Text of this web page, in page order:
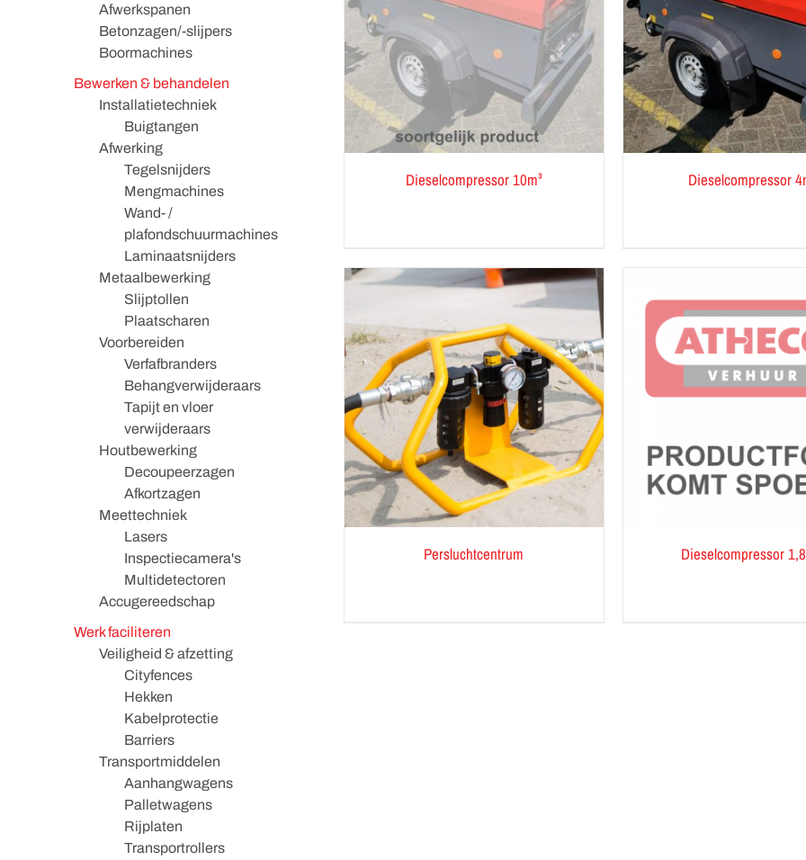
Dieselcompressor 10m³ Dieselcompressor
Persluchtcentrum Dieselcompressor
Afwerkspanen
Betonzagen/-slijpers
Boormachines
Bewerken & behandelen
Installatietechniek
Buigtangen
Afwerking
Tegelsnijders
Mengmachines
Wand- /
plafondschuurmachines
Laminaatsnijders
Metaalbewerking
Slijptollen
Plaatscharen
Voorbereiden
Verfafbranders
Behangverwijderaars
Tapijt en vloer
verwijderaars
Houtbewerking
Decoupeerzagen
Afkortzagen
Meettechniek
Lasers
Inspectiecamera's
Multidetectoren
Accugereedschap
Werk faciliteren
Veiligheid & afzetting
Cityfences
Hekken
Kabelprotectie
Barriers
Transportmiddelen
Aanhangwagens
Palletwagens
Rijplaten
Transportrollers